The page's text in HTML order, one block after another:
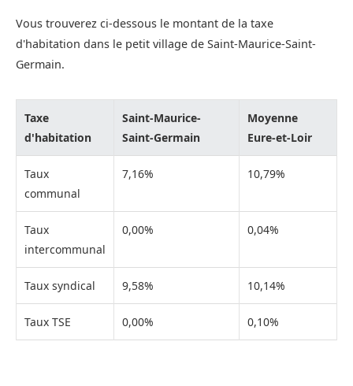
Vous trouverez ci-dessous le montant de la taxe
d'habitation dans le petit village de Saint-Maurice-Saint-
Germain.
Taxe
d'habitation
Saint-Maurice-
Saint-Germain
Moyenne
Eure-et-Loir
Taux
communal
7,16% 10,79%
Taux
intercommunal
0,00% 0,04%
Taux syndical 9,58% 10,14%
Taux TSE 0,00% 0,10%